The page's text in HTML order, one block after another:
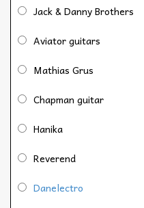
Jack & Danny Brothers
Aviator guitars
Mathias Grus
Chapman guitar
Hanika
Reverend
Danelectro